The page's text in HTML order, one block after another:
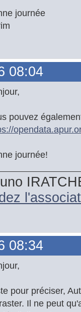
journée
08:04
pouvez
journée!
08:34
pour préciser,
Il ne peut